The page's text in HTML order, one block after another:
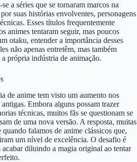
a séries que se tornaram marcos na
suas histórias envolventes, personagens
Esses títulos frequentemente
animes tentaram seguir, mas poucos
otaku, entender a importância desses
não apenas entretêm, mas também
própria indústria de animação.
de anime tem visto um aumento nos
Embora alguns possam trazer
técnicas, muitos fãs se questionam se
de uma nova versão. A resposta, muitas
quando falamos de anime clássicos que,
um nível de excelência. O desafio é
diluindo a magia original ao tentar